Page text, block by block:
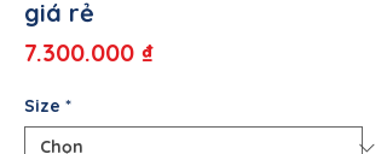
giá rẻ
7.300.000 ₫Giá
Size *